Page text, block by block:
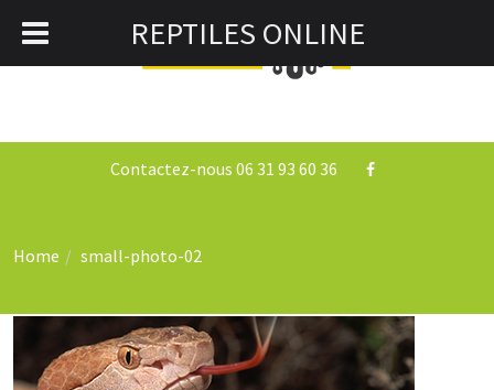
Contactez-nous 06 31 93 60 36
Home small-photo-02
REPTILES ONLINE